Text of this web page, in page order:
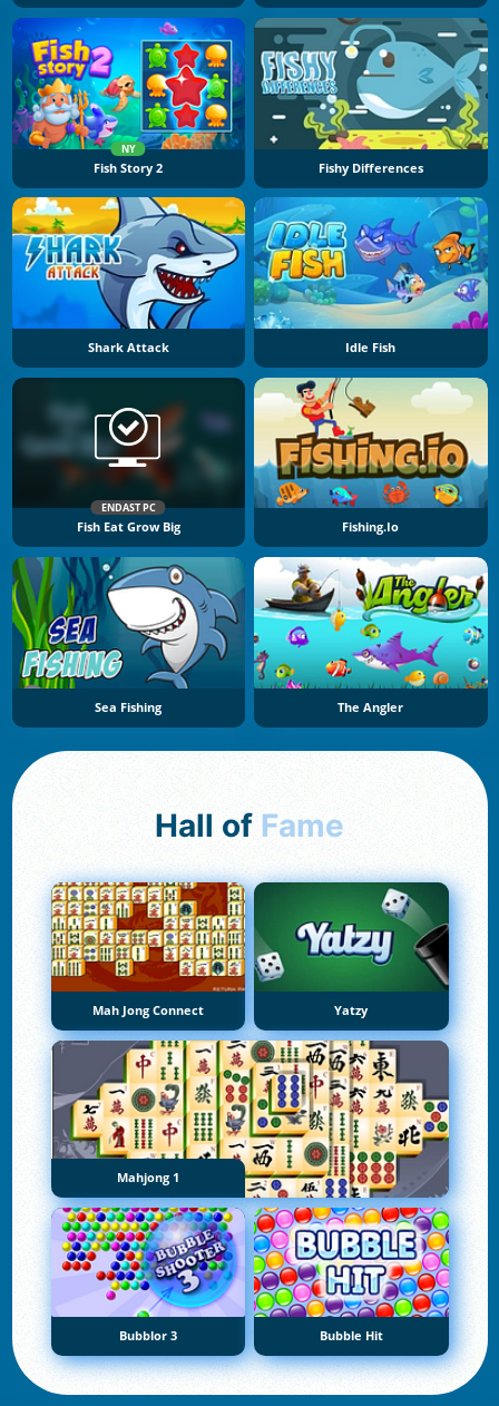
NY
Fish Story 2 Fishy Differences
Shark Attack Idle Fish
ENDAST PC
Fish Eat Grow Big Fishing.io
Sea Fishing The Angler
Hall of Fame
Mah Jong Connect Yatzy
Mahjong 1
Bubblor 3 Bubble Hit